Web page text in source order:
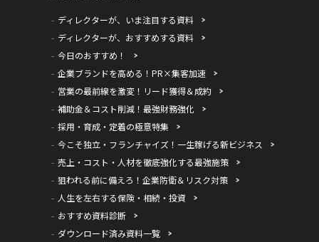
ディレクターが、いま注目する資料
ディレクターが、おすすめする資料
今日のおすすめ！
企業ブランドを高める！PR×集客加速
営業の最前線を激変！リード獲得＆成約
補助金＆コスト削減！最強財務強化
採用・育成・定着の極意特集
今こそ独立・フランチャイズ！一生稼げる新ビジネス
売上・コスト・人材を徹底強化する最強施策
狙われる前に備えろ！企業防衛＆リスク対策
人生を左右する保険・相続・投資
おすすめ資料診断
ダウンロード済み資料一覧